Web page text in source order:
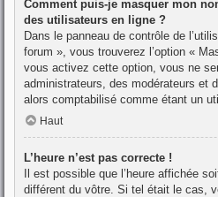
Comment puis-je masquer mon
des utilisateurs en ligne ?
Dans le panneau de contrôle de
forum », vous trouverez l’option «
vous activez cette option, vous ne
administrateurs, des modérateurs et
alors comptabilisé comme étant un
Haut
L’heure n’est pas correcte !
Il est possible que l’heure affichée
différent du vôtre. Si tel était le cas,